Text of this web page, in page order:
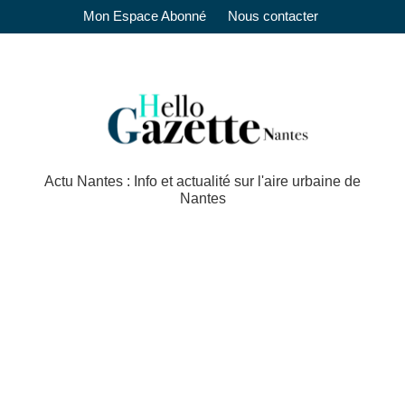
Mon Espace Abonné Nous contacter
Actu Nantes : Info et actualité sur l'aire urbaine de
Nantes